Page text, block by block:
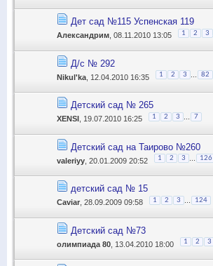
Дет сад №115 Успенская 119
Александрим , 08.11.2010 13:05 1 2 3
Д/с № 292
Nikul'ka , 12.04.2010 16:35 1 2 3 ... 82
Детский сад № 265
XENSI , 19.07.2010 16:25 1 2 3 7
Детский сад на Таирово №260
valeriyy , 20.01.2009 20:52 1 2 3 126
детский сад № 15
Caviar , 28.09.2009 09:58 1 2 3 124
Детский сад №73
олимпиада 80 , 13.04.2010 18:00 1 2 3